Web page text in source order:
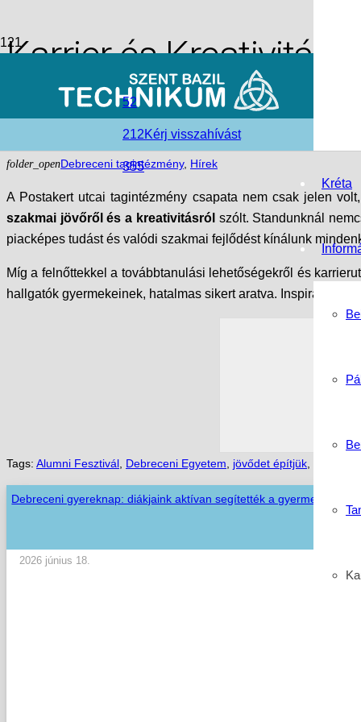
Kréta
52
212
355
Kérj visszahívást
Karrier és Kreativitás:
Egyetem Alumni
folder_openDebreceni tagintézmény, Hírek
A Postakert utcai tagintézmény csapata nem csak jelen
szakmai jövőről és a kreativitásról szólt. Standunknál
piacképes tudást és valódi szakmai fejlődést kínálunk
Míg a felnőttekkel a továbbtanulási lehetőségekről és
hallgatók gyermekeinek, hatalmas sikert aratva. Inspiráló
Tags: Alumni Fesztivál Debreceni Egyetem jövődet építjük
Debreceni gyereknap: diákjaink aktívan segítették a gyermeknapi
2026 június 18.